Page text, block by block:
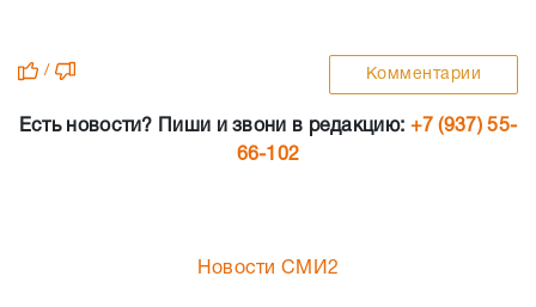
/ Комментарии
Есть новости? Пиши и звони в редакцию: +7 (937) 55-
66-102
Новости СМИ2